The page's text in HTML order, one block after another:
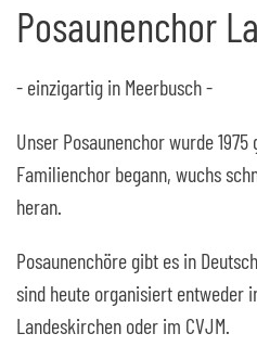
Posaunenchor
- einzigartig in Meerbusch -
Unser Posaunenchor wurde
Familienchor begann, wuchs
heran.
Posaunenchöre gibt es in
sind heute organisiert entweder
Landeskirchen oder im CVJM.